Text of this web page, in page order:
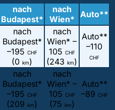
nach
Budapest*
nach
Wien* Auto**
nach
Budapest*
–195 CHF
(0 km)
nach
Wien* –
105 CHF
(243 km)
Auto**
–110
CHF
nach
Budapest*
–195 CHF
(209 km)
nach
Wien* –
105 CHF
(75 km)
Auto**
–89 CHF